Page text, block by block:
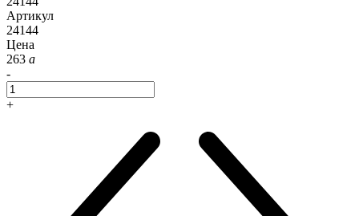
Артикул
24144
Цена
263 a
-
+